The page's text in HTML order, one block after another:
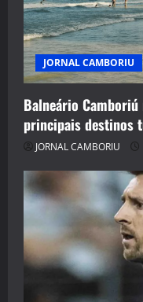
JORNAL CAMBORIU
Balneário
principais destinos
JORNAL CAMBORIU